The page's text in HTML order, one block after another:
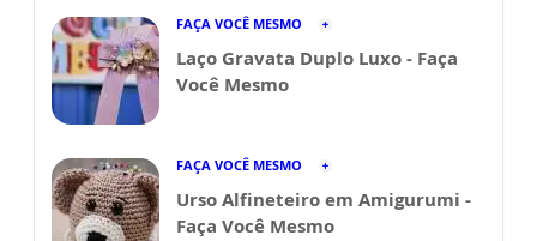
FAÇA VOCÊ MESMO
Laço Gravata Duplo Luxo - Faça
Você Mesmo
FAÇA VOCÊ MESMO
Urso Alfineteiro em Amigurumi -
Faça Você Mesmo